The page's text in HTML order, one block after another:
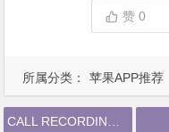
所属分类： 苹果APP推荐
赞0